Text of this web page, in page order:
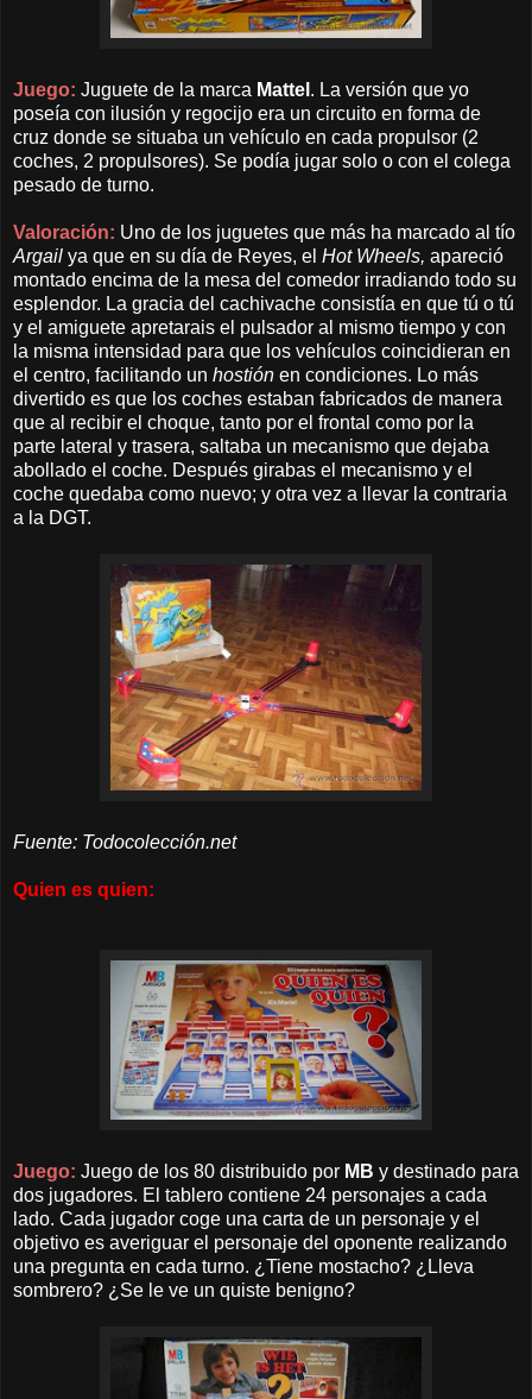
Juego: Juguete de la marca Mattel . La versión que yo
poseía con ilusión y regocijo era un circuito en forma de
cruz donde se situaba un vehículo en cada propulsor (2
coches, 2 propulsores). Se podía jugar solo o con el colega
pesado de turno.
Valoración: Uno de los juguetes que más ha marcado al tío
Argail ya que en su día de Reyes, el Hot Wheels, apareció
montado encima de la mesa del comedor irradiando todo su
esplendor. La gracia del cachivache consistía en que tú o tú
y el amiguete apretarais el pulsador al mismo tiempo y con
la misma intensidad para que los vehículos coincidieran en
el centro, facilitando un hostión en condiciones. Lo más
divertido es que los coches estaban fabricados de manera
que al recibir el choque, tanto por el frontal como por la
parte lateral y trasera, saltaba un mecanismo que dejaba
abollado el coche. Después girabas el mecanismo y el
coche quedaba como nuevo; y otra vez a llevar la contraria
a la DGT.
Fuente: Todocolección.net
Quien es quien:
Juego: Juego de los 80 distribuido por MB y destinado para
dos jugadores. El tablero contiene 24 personajes a cada
lado. Cada jugador coge una carta de un personaje y el
objetivo es averiguar el personaje del oponente realizando
una pregunta en cada turno. ¿Tiene mostacho? ¿Lleva
sombrero? ¿Se le ve un quiste benigno?